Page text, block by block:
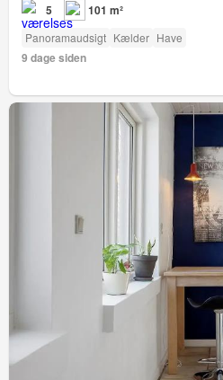
5 101 m²
Panoramaudsigt Kælder Have
9 dage siden